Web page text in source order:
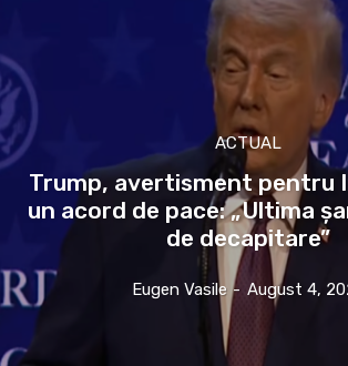
ACTUAL
Trump, avertisment pentru
un acord de pace: „Ultima
de decapitare”
Eugen Vasile - August 4,